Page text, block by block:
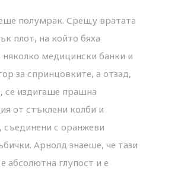
полумрак. Срещу вратата
плот, на който бяха
медицински банки и
за спринцовките, а отзад,
се издигаше прашна
от стъклени колби и
съединени с оранжеви
Арнолд знаеше, че тази
абсолютна глупост и е